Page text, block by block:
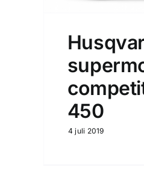
450
4 juli 2019